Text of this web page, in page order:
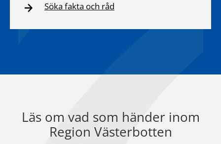
Söka fakta och råd
Läs om vad som händer inom
Region Västerbotten